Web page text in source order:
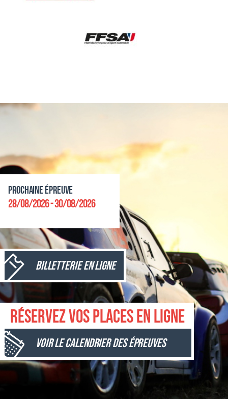
Prochaine épreuve
28/08/2026 - 30/08/2026
Billetterie en ligne
Réservez vos places en ligne
Voir le calendrier des épreuves